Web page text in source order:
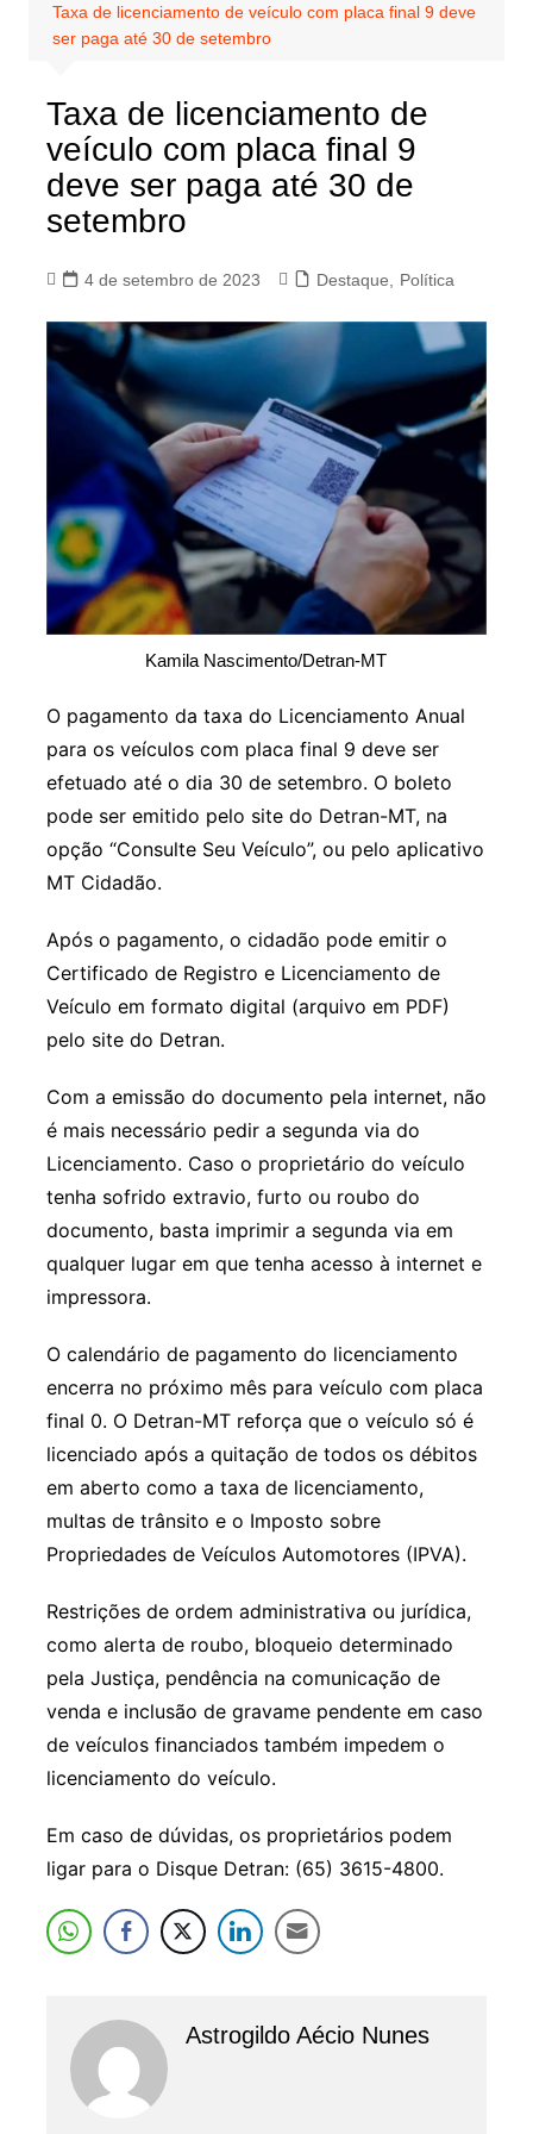
Taxa de licenciamento de veículo com placa final 9 deve
ser paga até 30 de setembro
Taxa de licenciamento de
veículo com placa final 9
deve ser paga até 30 de
setembro
4 de setembro de 2023 Destaque Política
Kamila Nascimento/Detran-MT
O pagamento da taxa do Licenciamento Anual
para os veículos com placa final 9 deve ser
efetuado até o dia 30 de setembro. O boleto
pode ser emitido pelo site do Detran-MT, na
opção “Consulte Seu Veículo”, ou pelo aplicativo
MT Cidadão.
Após o pagamento, o cidadão pode emitir o
Certificado de Registro e Licenciamento de
Veículo em formato digital (arquivo em PDF)
pelo site do Detran.
Com a emissão do documento pela internet, não
é mais necessário pedir a segunda via do
Licenciamento. Caso o proprietário do veículo
tenha sofrido extravio, furto ou roubo do
documento, basta imprimir a segunda via em
qualquer lugar em que tenha acesso à internet e
impressora.
O calendário de pagamento do licenciamento
encerra no próximo mês para veículo com placa
final 0. O Detran-MT reforça que o veículo só é
licenciado após a quitação de todos os débitos
em aberto como a taxa de licenciamento,
multas de trânsito e o Imposto sobre
Propriedades de Veículos Automotores (IPVA).
Restrições de ordem administrativa ou jurídica,
como alerta de roubo, bloqueio determinado
pela Justiça, pendência na comunicação de
venda e inclusão de gravame pendente em caso
de veículos financiados também impedem o
licenciamento do veículo.
Em caso de dúvidas, os proprietários podem
ligar para o Disque Detran: (65) 3615-4800.
Astrogildo Aécio Nunes